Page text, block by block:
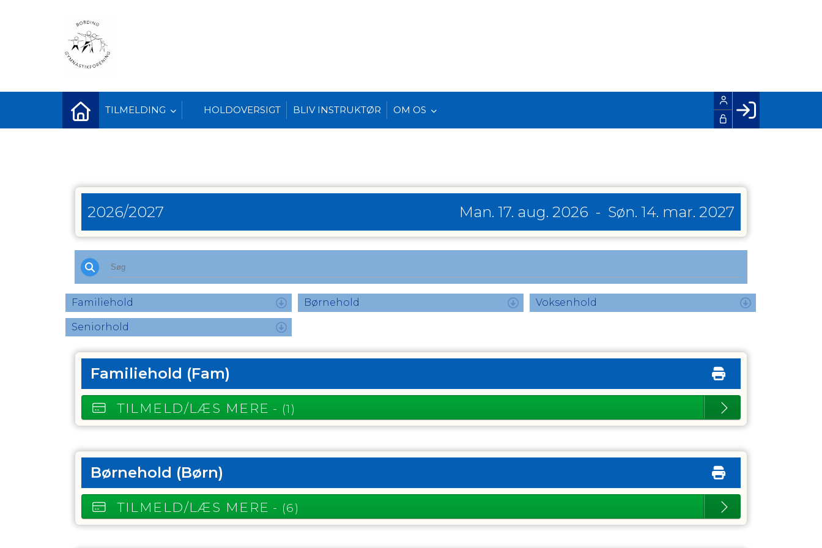
TILMELDING HOLDOVERSIGT BLIV INSTRUKTØR OM OS
2026/2027 Man. 17. aug. 2026 - Søn. 14. mar. 2027
Familiehold Børnehold Voksenhold
Seniorhold
Familiehold (Fam)
TILMELD/LÆS MERE - (1)
Børnehold (Børn)
TILMELD/LÆS MERE - (6)